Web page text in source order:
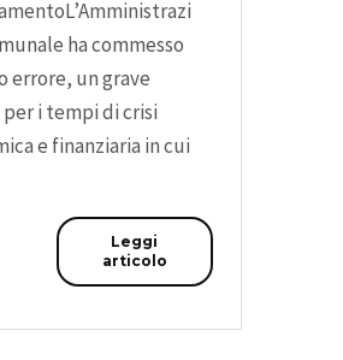
ha commesso
errore, un grave
i tempi di crisi
e finanziaria in cui
Leggi
articolo